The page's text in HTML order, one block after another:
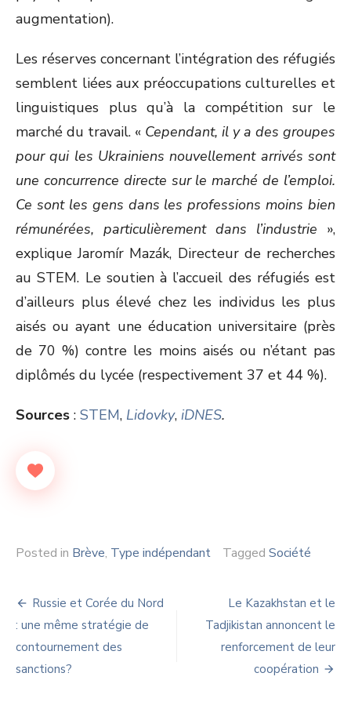
augmentation).
Les réserves concernant l’intégration des réfugiés
semblent liées aux préoccupations culturelles et
linguistiques plus qu’à la compétition sur le
marché du travail. « Cependant, il y a des groupes
pour qui les Ukrainiens nouvellement arrivés sont
une concurrence directe sur le marché de l’emploi.
Ce sont les gens dans les professions moins bien
rémunérées, particulièrement dans l’industrie »,
explique Jaromír Mazák, Directeur de recherches
au STEM. Le soutien à l’accueil des réfugiés est
d’ailleurs plus élevé chez les individus les plus
aisés ou ayant une éducation universitaire (près
de 70 %) contre les moins aisés ou n’étant pas
diplômés du lycée (respectivement 37 et 44 %).
Sources : STEM, Lidovky, iDNES.
Posted in Brève, Type indépendant Tagged Société
Navigation
de
l’article
Russie et Corée du Nord
: une même stratégie de
contournement des
sanctions?
Le Kazakhstan et le
Tadjikistan annoncent le
renforcement de leur
coopération